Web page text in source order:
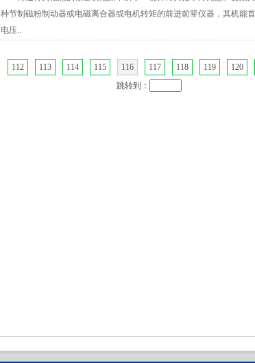
种节制磁粉制动器或电磁离合器或电机转矩的前进前辈仪器，其机能
电压..
112 113 114 115 116 117 118 119 120
跳转到：